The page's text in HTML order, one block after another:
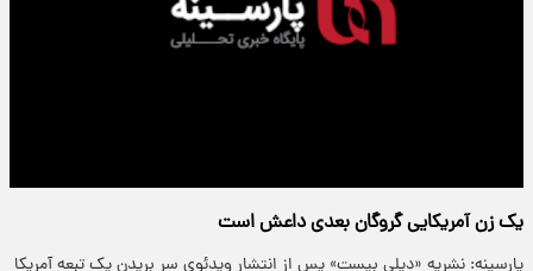
یک زن آمریکایی گروگان بعدی داعش است
پارسینه: نشریه «دیلی بیست» پس از انتشار ویدئوی سر بریدن یک تبعه آمریکا